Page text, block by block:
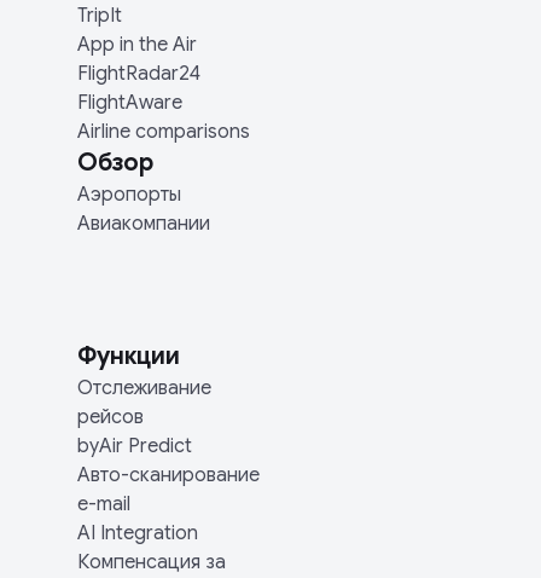
TripIt
App in the Air
FlightRadar24
FlightAware
Airline comparisons
Обзор
Аэропорты
Авиакомпании
Функции
Отслеживание
рейсов
byAir Predict
Авто-сканирование
e-mail
AI Integration
Компенсация за